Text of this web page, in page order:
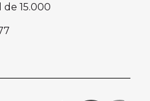
de 15.000